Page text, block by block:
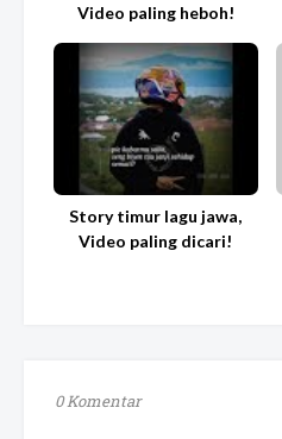
Video paling heboh!
Story timur lagu jawa,
Video paling dicari!
0 Komentar